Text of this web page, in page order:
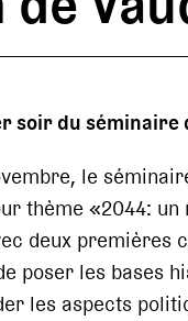
soir du séminaire
le
thème «2044:
deux premières
poser les bases
les aspects